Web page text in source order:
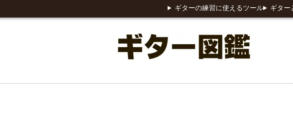
ギターの練習に使えるツール ギター